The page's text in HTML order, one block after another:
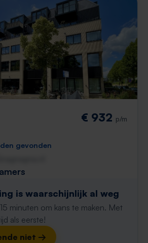
€ 932 p/m
gevonden
is waarschijnlijk al weg
minuten om kans te maken. Met
als eerste!
niet →